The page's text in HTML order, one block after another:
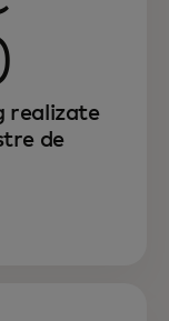
realizate
de